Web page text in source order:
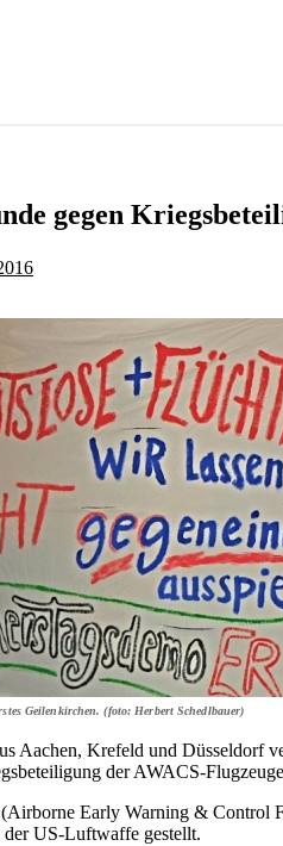
gegen
Geilenkirchen. (foto: Herbert Schedlbauer)
Aachen, Krefeld und Düsseldorf
der AWACS-
Early Warning & Control
US-Luftwaffe gestellt.